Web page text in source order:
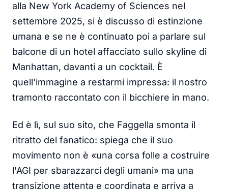
alla New York Academy of Sciences nel
settembre 2025, si è discusso di estinzione
umana e se ne è continuato poi a parlare sul
balcone di un hotel affacciato sullo skyline di
Manhattan, davanti a un cocktail. È
quell'immagine a restarmi impressa: il nostro
tramonto raccontato con il bicchiere in mano.
Ed è lì, sul suo sito, che Faggella smonta il
ritratto del fanatico: spiega che il suo
movimento non è «una corsa folle a costruire
l'AGI per sbarazzarci degli umani» ma una
transizione attenta e coordinata e arriva a